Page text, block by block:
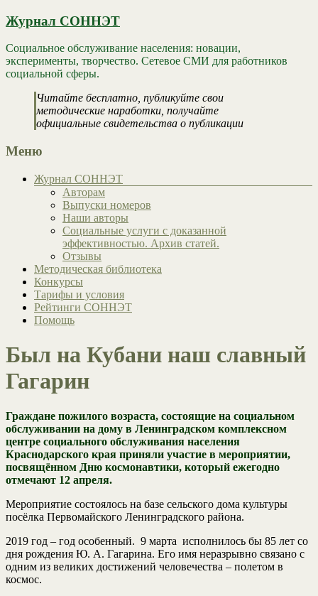
Журнал СОННЭТ
Социальное обслуживание населения: новации,
эксперименты, творчество. Сетевое СМИ для работников
социальной сферы.
Читайте бесплатно, публикуйте свои
методические наработки, получайте
официальные свидетельства о публикации
Меню
Журнал СОННЭТ
Авторам
Выпуски номеров
Наши авторы
Социальные услуги с доказанной
эффективностью. Архив статей.
Отзывы
Методическая библиотека
Конкурсы
Тарифы и условия
Рейтинги СОННЭТ
Помощь
Был на Кубани наш славный
Гагарин
Граждане пожилого возраста, состоящие на социальном
обслуживании на дому в Ленинградском комплексном
центре социального обслуживания населения
Краснодарского края приняли участие в мероприятии,
посвящённом Дню космонавтики, который ежегодно
отмечают 12 апреля.
Мероприятие состоялось на базе сельского дома культуры
посёлка Первомайского Ленинградского района.
2019 год – год особенный. 9 марта исполнилось бы 85 лет со
дня рождения Ю. А. Гагарина. Его имя неразрывно связано с
одним из великих достижений человечества – полетом в
космос.